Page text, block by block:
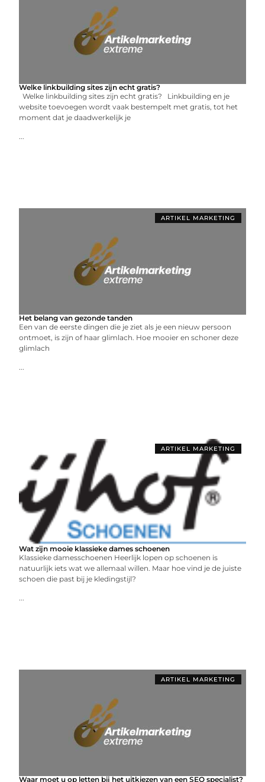
Welke linkbuilding sites zijn echt gratis?
Welke linkbuilding sites zijn echt gratis? Linkbuilding en je
website toevoegen wordt vaak bestempelt met gratis, tot het
moment dat je daadwerkelijk je
...
ARTIKEL MARKETING
Het belang van gezonde tanden
Een van de eerste dingen die je ziet als je een nieuw persoon
ontmoet, is zijn of haar glimlach. Hoe mooier en schoner deze
glimlach
...
ARTIKEL MARKETING
Wat zijn mooie klassieke dames schoenen
Klassieke damesschoenen Heerlijk lopen op schoenen is
natuurlijk iets wat we allemaal willen. Maar hoe vind je de juiste
schoen die past bij je kledingstijl?
...
ARTIKEL MARKETING
Waar moet u op letten bij het uitkiezen van een SEO specialist?